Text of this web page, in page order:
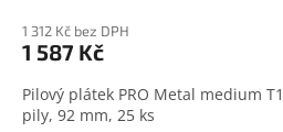
1 312 Kč bez DPH
1 587 Kč
Pilový plátek PRO Metal medium
pily, 92 mm, 25 ks